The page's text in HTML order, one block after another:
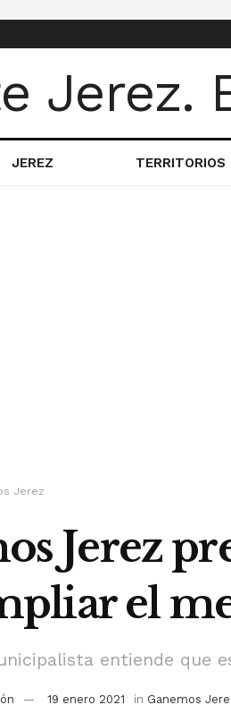
JEREZ TERRITORIOS
Jerez
Jerez
el
entiende que
19 enero 2021 in Ganemos